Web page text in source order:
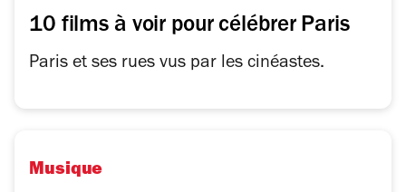
10 films à voir pour célébrer Paris
Paris et ses rues vus par les cinéastes.
Musique